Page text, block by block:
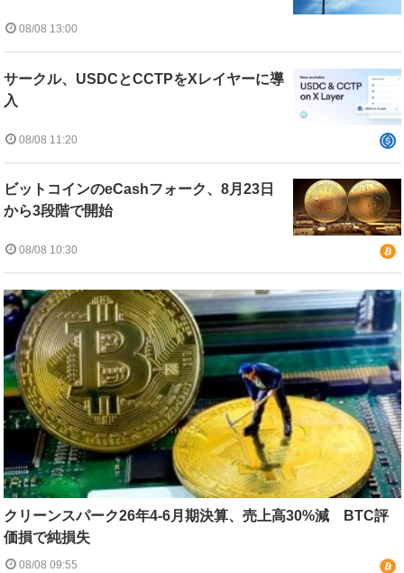
08/08 13:00
サークル、USDCとCCTPをXレイヤーに導
入
08/08 11:20
ビットコインのeCashフォーク、8月23日
から3段階で開始
08/08 10:30
クリーンスパーク26年4-6月期決算、売上高30%減 BTC評
価損で純損失
08/08 09:55